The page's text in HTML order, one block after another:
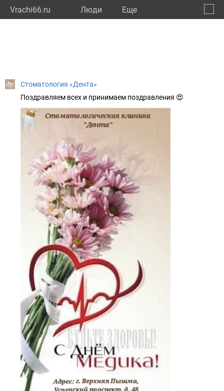
Vrachi66.ru Люди Eще
Стоматология «Дента»
Поздравляем всех и принимаем поздравления 😍